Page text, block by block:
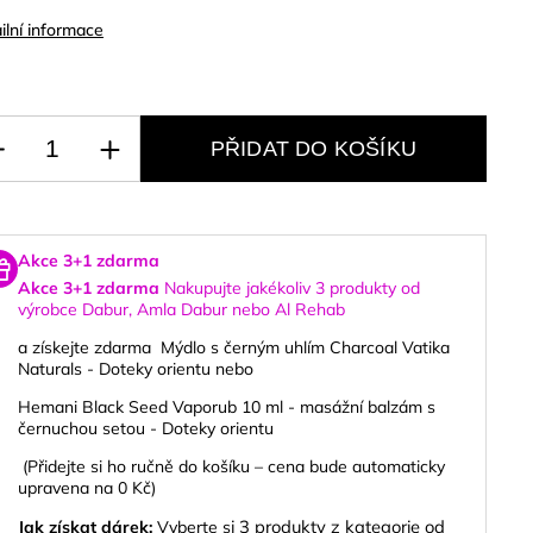
informace
PŘIDAT DO KOŠÍKU
Akce 3+1 zdarma
Akce 3+1 zdarma Nakupujte jakékoliv 3 produkty od
výrobce Dabur, Amla Dabur nebo Al Rehab
a získejte zdarma Mýdlo s černým uhlím Charcoal Vatika
Naturals - Doteky orientu nebo
Hemani Black Seed Vaporub 10 ml - masážní balzám s
černuchou setou - Doteky orientu
(Přidejte si ho ručně do košíku – cena bude automaticky
upravena na 0 Kč)
Jak získat dárek: Vyberte si 3 produkty z kategorie od